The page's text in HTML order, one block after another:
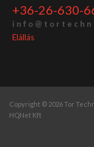
+36-26-630-
i n f o @ t o r t e c h n
Elállás
Copyright © 2026 Tor
HQNet Kft